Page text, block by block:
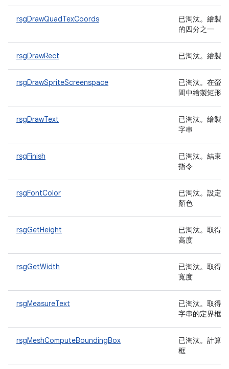
rsgDrawQuadTexCoords 已淘汰。繪製
的四分之一
rsgDrawRect 已淘汰。繪製
rsgDrawSpriteScreenspace 已淘汰。在螢
間中繪製矩形
rsgDrawText 已淘汰。繪製
字串
rsgFinish 已淘汰。結束
指令
rsgFontColor 已淘汰。設定
顏色
rsgGetHeight 已淘汰。取得
高度
rsgGetWidth 已淘汰。取得
寬度
rsgMeasureText 已淘汰。取得
字串的定界框
rsgMeshComputeBoundingBox 已淘汰。計算
框